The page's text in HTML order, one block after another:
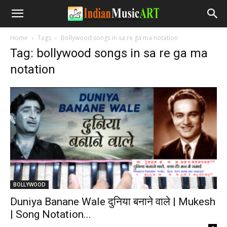
Home Tags Bollywood songs in sa re ga ma notation
Tag: bollywood songs in sa re ga ma
notation
BOLLYWOOD
Duniya Banane Wale दुनिया बनाने वाले | Mukesh
| Song Notation...